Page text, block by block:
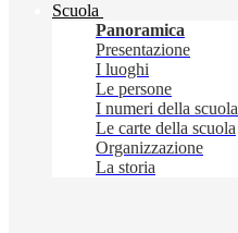
Scuola
Panoramica
Presentazione
I luoghi
Le persone
I numeri della scuola
Le carte della scuola
Organizzazione
La storia